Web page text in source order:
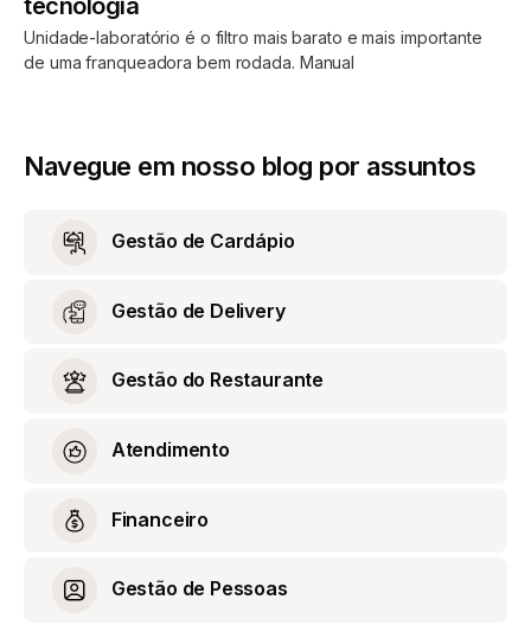
tecnologia
Unidade-laboratório é o filtro mais barato e mais importante
de uma franqueadora bem rodada. Manual
Navegue em nosso blog por assuntos
Gestão de Cardápio
Gestão de Delivery
Gestão do Restaurante
Atendimento
Financeiro
Gestão de Pessoas